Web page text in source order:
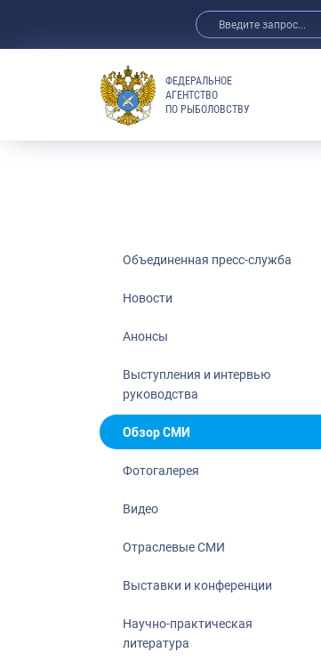
ФЕДЕРАЛЬНОЕ
АГЕНТСТВО
ПО РЫБОЛОВСТВУ
Объединенная пресс-служба
Новости
Анонсы
Выступления и интервью
руководства
Обзор СМИ
Фотогалерея
Видео
Отраслевые СМИ
Выставки и конференции
Научно-практическая
литература